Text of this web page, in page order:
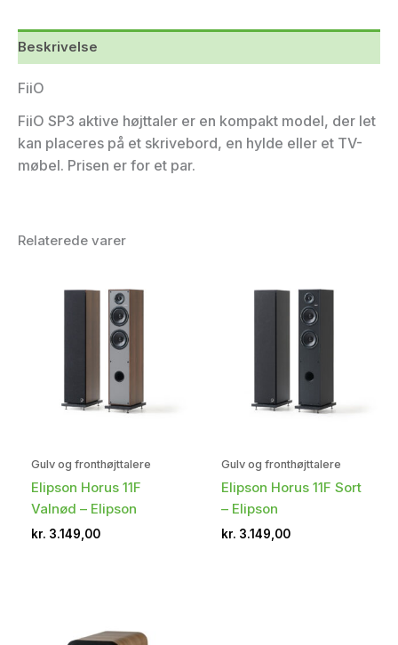
Beskrivelse
FiiO
FiiO SP3 aktive højttaler er en kompakt model, der let
kan placeres på et skrivebord, en hylde eller et TV-
møbel. Prisen er for et par.
Relaterede varer
Gulv og fronthøjttalere
Elipson Horus 11F
Valnød – Elipson
kr. 3.149,00
Gulv og fronthøjttalere
Elipson Horus 11F Sort
– Elipson
kr. 3.149,00